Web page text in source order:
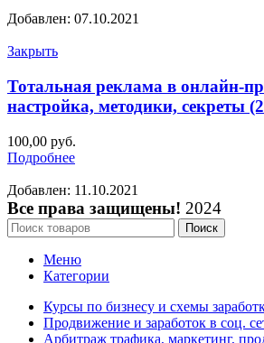
Добавлен: 07.10.2021
Закрыть
Тотальная реклама в онлайн-
настройка, методики, секреты
100,00 руб.
Подробнее
Добавлен: 11.10.2021
Все права защищены! 2024
Поиск
Меню
Категории
Курсы по бизнесу и схемы
Продвижение и заработок в соц.
Арбитраж трафика, маркетинг,